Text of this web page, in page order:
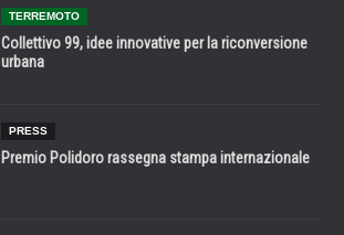
TERREMOTO
Collettivo 99, idee innovative per la riconversione
urbana
PRESS
Premio Polidoro rassegna stampa internazionale